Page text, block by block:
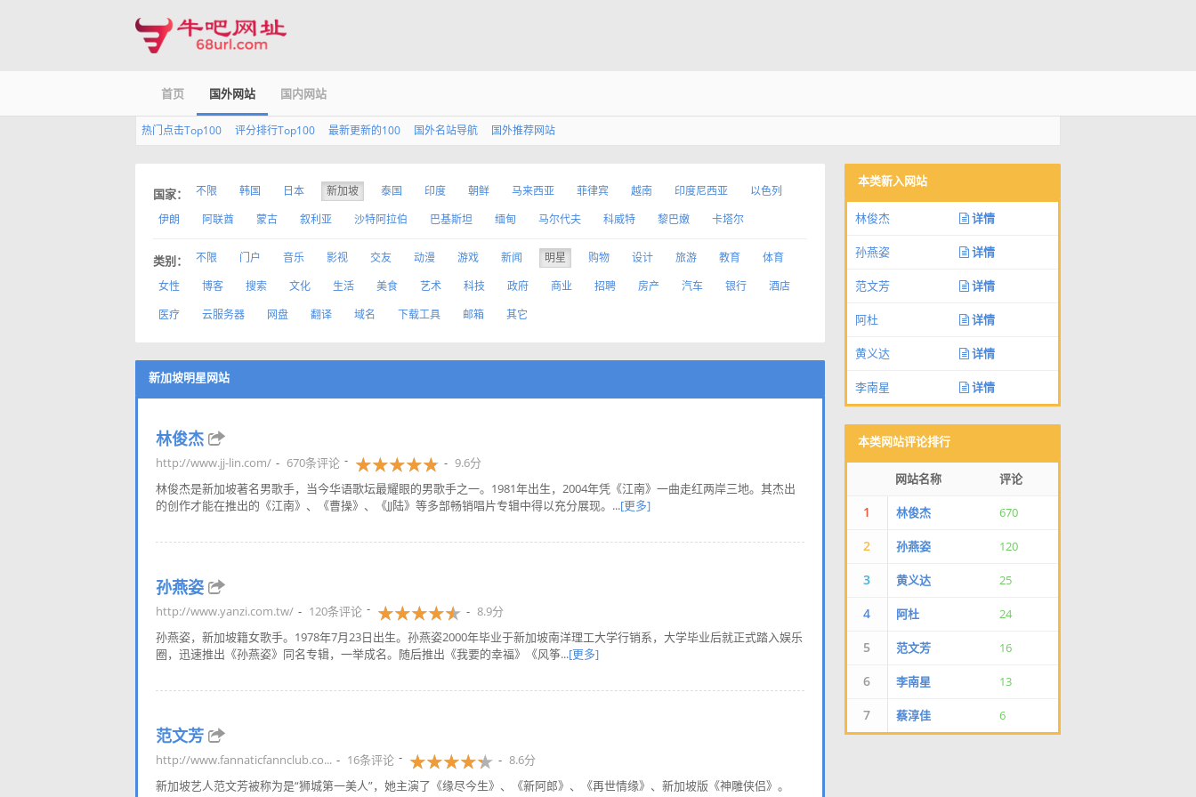
首页 国外网站 国内网站
热门点击Top100 评分排行Top100 最新更新的100 国外名站导航 国外推荐网站
国家： 不限 韩国 日本 新加坡 泰国 印度 朝鲜 马来西亚 菲律宾 越南 印度尼西亚
以色列
伊朗
阿联酋 蒙古 叙利亚 沙特阿拉伯 巴基斯坦 缅甸 马尔代夫 科威特 黎巴嫩 卡塔尔
类别： 不限 门户 音乐 影视 交友 动漫 游戏 新闻 明星 购物 设计 旅游 教育
体育
女性
博客 搜索 文化 生活 美食 艺术 科技 政府 商业 招聘 房产 汽车 银行
酒店
医疗
云服务器 网盘 翻译 域名 下载工具 邮箱 其它
新加坡明星网站
林俊杰
http://www.jj-lin.com/ 670条评论
9.6分
林俊杰是新加坡著名男歌手，当今华语歌坛最耀眼的男歌手之一。1981年出生，2004年凭《江南》一曲走红两岸三地。其杰出
的创作才能在推出的《江南》、《曹操》、《JJ陆》等多部畅销唱片专辑中得以充分展现。...[更多]
孙燕姿
http://www.yanzi.com.tw/ 120条评论
8.9分
孙燕姿，新加坡籍女歌手。1978年7月23日出生。孙燕姿2000年毕业于新加坡南洋理工大学行销系，大学毕业后就正式踏入娱乐
圈，迅速推出《孙燕姿》同名专辑，一举成名。随后推出《我要的幸福》《风筝...[更多]
范文芳
http://www.fannaticfannclub.co... 16条评论
8.6分
新加坡艺人范文芳被称为是“狮城第一美人”，她主演了《缘尽今生》、《新阿郎》、《再世情缘》、新加坡版《神雕侠侣》。
本类新入网站
林俊杰 详情
孙燕姿 详情
范文芳 详情
阿杜 详情
黄义达 详情
李南星 详情
本类网站评论排行
网站名称 评论
1 林俊杰 670
2 孙燕姿 120
3 黄义达 25
4 阿杜 24
5 范文芳 16
6 李南星 13
7 蔡淳佳 6